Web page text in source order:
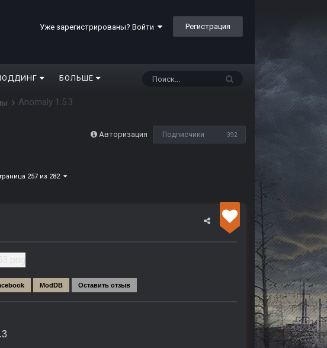
Уже зарегистрированы? Войти Регистрация
БОЛЬШЕ
Anomaly 1.5.3
Авторизация Подписчики 392
257 из 282
ModDB Оставить отзыв